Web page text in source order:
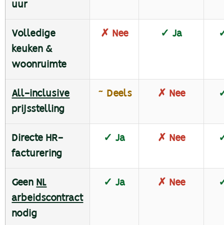
uur
Volledige
keuken &
woonruimte
✗ Nee ✓ Ja
All-inclusive
prijsstelling
~ Deels ✗ Nee
Directe HR-
facturering
✓ Ja ✗ Nee
Geen NL
arbeidscontract
nodig
✓ Ja ✗ Nee